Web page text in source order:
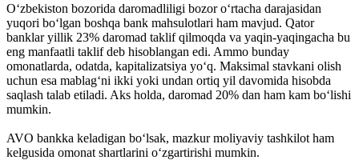
O‘zbekiston bozorida daromadliligi bozor o‘rtacha darajasidan
yuqori bo‘lgan boshqa bank mahsulotlari ham mavjud. Qator
banklar yillik 23% daromad taklif qilmoqda va yaqin-yaqingacha bu
eng manfaatli taklif deb hisoblangan edi. Ammo bunday
omonatlarda, odatda, kapitalizatsiya yo‘q. Maksimal stavkani olish
uchun esa mablag‘ni ikki yoki undan ortiq yil davomida hisobda
saqlash talab etiladi. Aks holda, daromad 20% dan ham kam bo‘lishi
mumkin.
AVO bankka keladigan bo‘lsak, mazkur moliyaviy tashkilot ham
kelgusida omonat shartlarini o‘zgartirishi mumkin.